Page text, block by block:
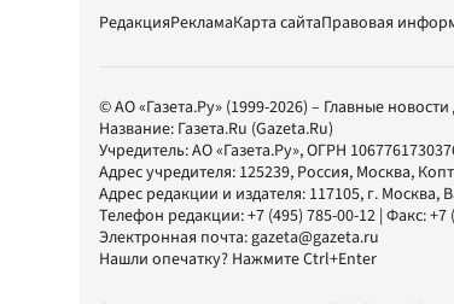
РедакцияРекламаКарта сайтаПравовая
© АО «Газета.Ру» (1999-2026) – Главные новости
Название: Газета.Ru (Gazeta.Ru)
Учредитель:АО «Газета.Ру», ОГРН
Адрес учредителя: 125239, Россия, Москва,
Адрес редакции и издателя: 117105, г. Москва,
Телефон редакции:+7 (495) 785-00-12 | Факс:+7
Электронная почта:gazeta@gazeta.ru
Нашли опечатку? Нажмите Ctrl+Enter